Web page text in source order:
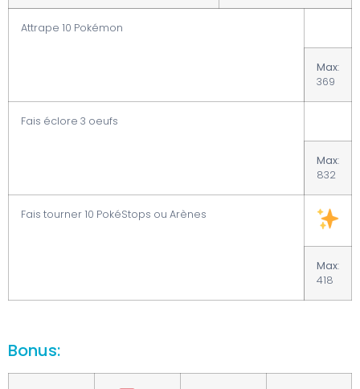
Attrape 10 Pokémon
Max:
369
Fais éclore 3 oeufs
Max:
832
Fais tourner 10 PokéStops ou Arènes
Max:
418
Bonus: